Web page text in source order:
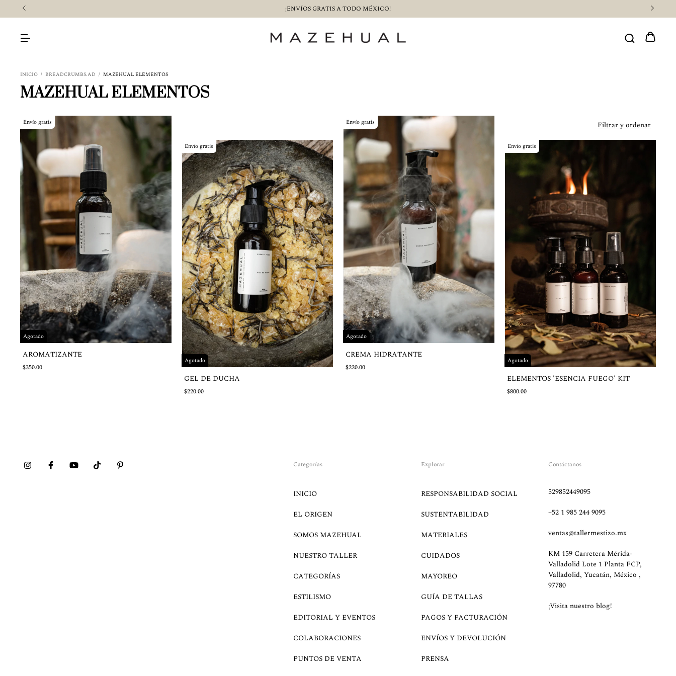
INICIO / BREADCRUMBS.AD / MAZEHUAL ELEMENTOS
MAZEHUAL ELEMENTOS
Filtrar y ordenar
Agotado
Envío gratis
AROMATIZANTE
$350.00
Agotado
Envío gratis
GEL DE DUCHA
$220.00
Agotado
Envío gratis
CREMA HIDRATANTE
$220.00
Agotado
Envío gratis
ELEMENTOS 'ESENCIA FUEGO' KIT
$800.00
Categorías
INICIO
EL ORIGEN
SOMOS MAZEHUAL
NUESTRO TALLER
CATEGORÍAS
ESTILISMO
EDITORIAL Y EVENTOS
COLABORACIONES
PUNTOS DE VENTA
Explorar
RESPONSABILIDAD SOCIAL
SUSTENTABILIDAD
MATERIALES
CUIDADOS
MAYOREO
GUÍA DE TALLAS
PAGOS Y FACTURACIÓN
ENVÍOS Y DEVOLUCIÓN
PRENSA
Contáctanos
529852449095
+52 1 985 244 9095
ventas@tallermestizo.mx
KM 159 Carretera Mérida-
Valladolid Lote 1 Planta FCP,
Valladolid, Yucatán, México ,
97780
¡Visita nuestro blog!